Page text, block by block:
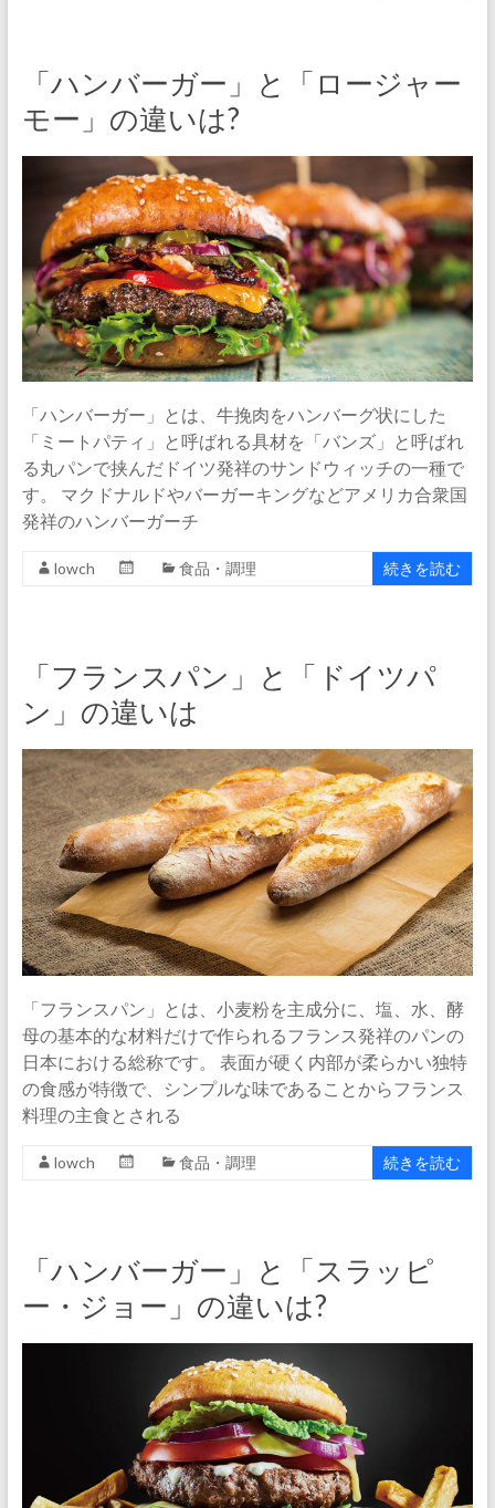
「ハンバーガー」と「ロージャー
モー」の違いは?
「ハンバーガー」とは、牛挽肉をハンバーグ状にした
「ミートパティ」と呼ばれる具材を「バンズ」と呼ばれ
る丸パンで挟んだドイツ発祥のサンドウィッチの一種で
す。 マクドナルドやバーガーキングなどアメリカ合衆国
発祥のハンバーガーチ
lowch 食品・調理 続きを読む
「フランスパン」と「ドイツパ
ン」の違いは
「フランスパン」とは、小麦粉を主成分に、塩、水、酵
母の基本的な材料だけで作られるフランス発祥のパンの
日本における総称です。 表面が硬く内部が柔らかい独特
の食感が特徴で、シンプルな味であることからフランス
料理の主食とされる
lowch 食品・調理 続きを読む
「ハンバーガー」と「スラッピ
ー・ジョー」の違いは?